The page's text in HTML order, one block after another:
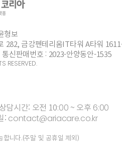
형보
282, 금강펜테리움IT타워 A타워
신판매번호 : 2023-안양동안-1535
RESERVED.
담시간: 오전 10:00 ~ 오후 6:00
: contact@ariacare.co.kr
합니다.(주말 및 공휴일 제외)